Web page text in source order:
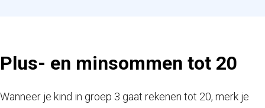
Plus- en minsommen tot 20
Wanneer je kind in groep 3 gaat rekenen tot 20, merk je